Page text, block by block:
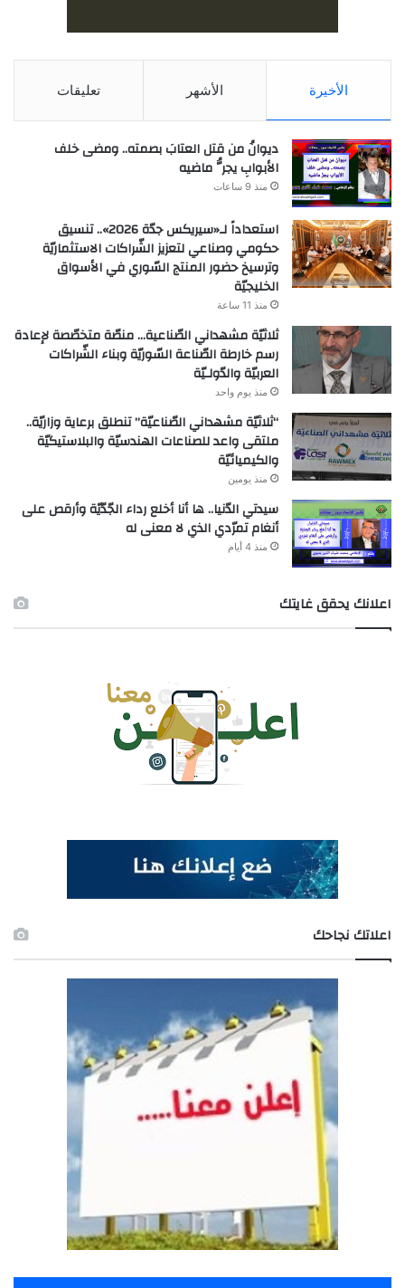
الأخيرة الأشهر تعليقات
ديوانُ من قتل العتابَ بصمته.. ومضى خلف
الأبوابِ يجرُّ ماضيه
منذ 9 ساعات
استعداداً لـ«سيريكس جدّة 2026».. تنسيق
حكومي وصناعي لتعزيز الشّراكات الاستثماريّة
وترسيخ حضور المنتج السّوري في الأسواق
الخليجيّة
منذ 11 ساعة
ثلاثيّة مشهداني الصّناعية… منصّة متخصّصة لإعادة
رسم خارطة الصّناعة السّوريّة وبناء الشّراكات
العربيّة والدّولـيّة
منذ يوم واحد
“ثلاثيّة مشهداني الصّناعيّة” تنطلق برعاية وزاريّة..
ملتقى واعد للصناعات الهندسيّة والبلاستيكيّة
والكيميائيّة
منذ يومين
سيدتي الدّنيا.. ها أنا أخلع رداء الجّدّيّة وأرقص على
أنغام تمرّدي الذي لا معنى له
منذ 4 أيام
اعلانك يحقق غايتك
اعلاتك نجاحك